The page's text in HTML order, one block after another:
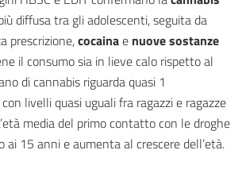
diffusa tra gli adolescenti, seguita da
prescrizione,cocainae nuove sostanze
il consumo sia in lieve calo rispetto al
di cannabis riguarda quasi 1
livelli quasi uguali fra ragazzi e ragazze
media del primo contatto con le droghe
ai 15 anni e aumenta al crescere dell’età.